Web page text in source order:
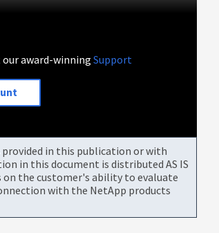
our award-winningSupport
in this publication or with
in this document is distributed AS IS
the customer's ability to evaluate
with the NetApp products